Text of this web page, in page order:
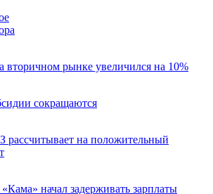
вторичном рынке увеличился на 10%
сокращаются
рассчитывает на положительный
начал задерживать зарплаты